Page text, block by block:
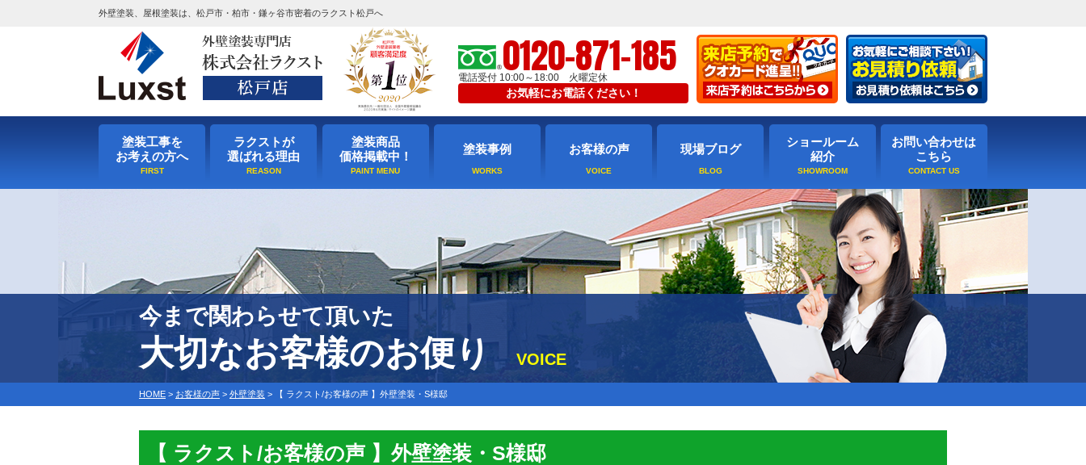
外壁塗装、屋根塗装は、松戸市・柏市・鎌ヶ谷市密着のラクスト松戸へ
0120-871-185
電話受付 10:00～18:00 火曜定休
お気軽にお電話ください！
塗装工事を
お考えの方へ
ラクストが
選ばれる理由
塗装商品
価格掲載中！
塗装事例 お客様の声 現場ブログ
ショールーム
紹介
お問い合わせは
こちら
今まで関わらせて頂いた
大切なお客様のお便り VOICE
HOME > お客様の声 > 外壁塗装 > 【 ラクスト/お客様の声 】外壁塗装・S様邸
【 ラクスト/お客様の声 】外壁塗装・S様邸